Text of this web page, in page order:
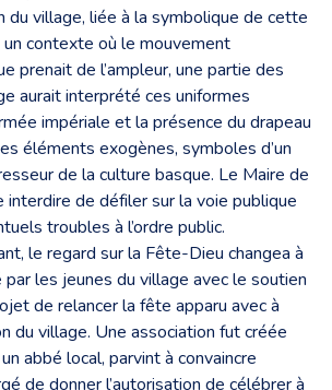
du village, liée à la symbolique de cette
contexte où le mouvement
prenait de l’ampleur, une partie des
aurait interprété ces uniformes
impériale et la présence du drapeau
éléments exogènes, symboles d’un
de la culture basque. Le Maire de
interdire de défiler sur la voie publique
troubles à l’ordre public.
le regard sur la Fête-Dieu changea à
les jeunes du village avec le soutien
de relancer la fête apparu avec à
du village. Une association fut créée
abbé local, parvint à convaincre
de donner l’autorisation de célébrer à